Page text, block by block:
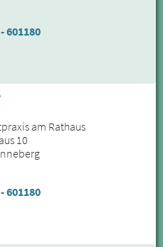
601180
am Rathaus
10
601180